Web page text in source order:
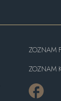
ZOZNAM
ZOZNAM